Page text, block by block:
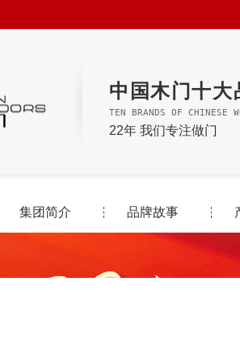
中国木门十大
TEN BRANDS OF CHINESE
22年 我们专注做门
集团简介 品牌故事